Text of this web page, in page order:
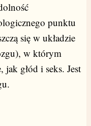
punktu
się w układzie
w którym
głód i seks. Jest